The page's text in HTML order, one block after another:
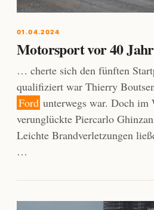
01.04.2024
Motorsport vor 40
… cherte sich den fünften
qualifiziert war Thierry
Ford unterwegs war. Doch im
verunglückte Piercarlo
Leichte Brandverletzungen
…